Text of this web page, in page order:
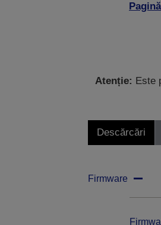
Atenție: Este
Descărcări
Firmware